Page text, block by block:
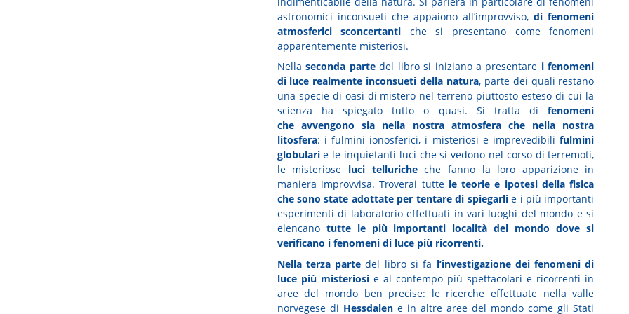
astronomici inconsueti che appaiono all’improvviso,di fenomeni
atmosferici sconcertanti che si presentano come fenomeni
apparentemente misteriosi.
Nellaseconda partedel libro si iniziano a presentare i fenomeni
di luce realmente inconsueti della natura, parte dei quali restano
una specie di oasi di mistero nel terreno piuttosto esteso di cui la
scienza ha spiegato tutto o quasi. Si tratta difenomeni
che avvengono sia nella nostra atmosfera che nella nostra
litosfera: i fulmini ionosferici, i misteriosi e imprevedibilifulmini
globularie le inquietanti luci che si vedono nel corso di terremoti,
le misteriose luci telluricheche fanno la loro apparizione in
maniera improvvisa. Troverai tutte le teorie e ipotesi della fisica
che sono state adottate per tentare di spiegarlie i più importanti
esperimenti di laboratorio effettuati in vari luoghi del mondo e si
elencanotutte le più importanti località del mondo dove si
verificano i fenomeni di luce più ricorrenti.
Nella terza parte del libro si fa l’investigazione dei fenomeni di
luce più misteriosie al contempo più spettacolari e ricorrenti in
aree del mondo ben precise: le ricerche effettuate nella valle
norvegese di Hessdalen e in altre aree del mondo come gli Stati